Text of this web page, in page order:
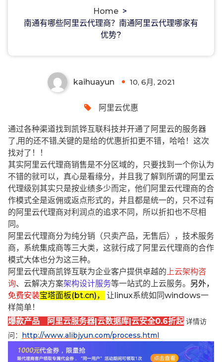
Home >
南通有哪些阿里云代理商？南通阿里云代理哪家有
优势?
南通有哪些阿里云代理商？南通阿里云
代理哪家有优势?
kaihuayun 10, 6月, 2021
阿里云优惠
通过各种渠道找到凯铧互联科技并开通了阿里云的服务器
了,用的还不错,关键的是给的优惠折扣更不错，哈哈！这次
找对了！！
其实阿里云代理商销售是不分区域的，只要找到一个你认为
不错的就可以，真心是看缘分，并且我了解到所谓的阿里云
代理级别其实只是按业绩多少而定，他们阿里云代理商的合
作模式全是返佣或返点形式的，并且都是统一的，只不过有
的阿里云代理商对利润点的追求不同，所以折扣也不尽相
同。
阿里云代理商分为纯分销（只卖产品，无售后），技术服务
商，系统集成商等三大类，这就行成了阿里云代理商的合作
模式大体也分为这三种。
阿里云代理商凯铧互联为企业客户提供卓越的 上云架构咨
询、云解决方案架构设计服务等一站式的上云服务。 另外，
免费安装宝塔面板(bt.cn)，
让linux系统如同windows一
样简单！
爆款产品 阿里云服务器|云数据库|云安全0.6折起 详情访
问： http://www.alibjyun.com/process.html